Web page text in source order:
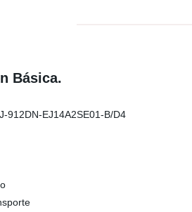
Básica.
912DN-EJ14A2SE01-B/D4